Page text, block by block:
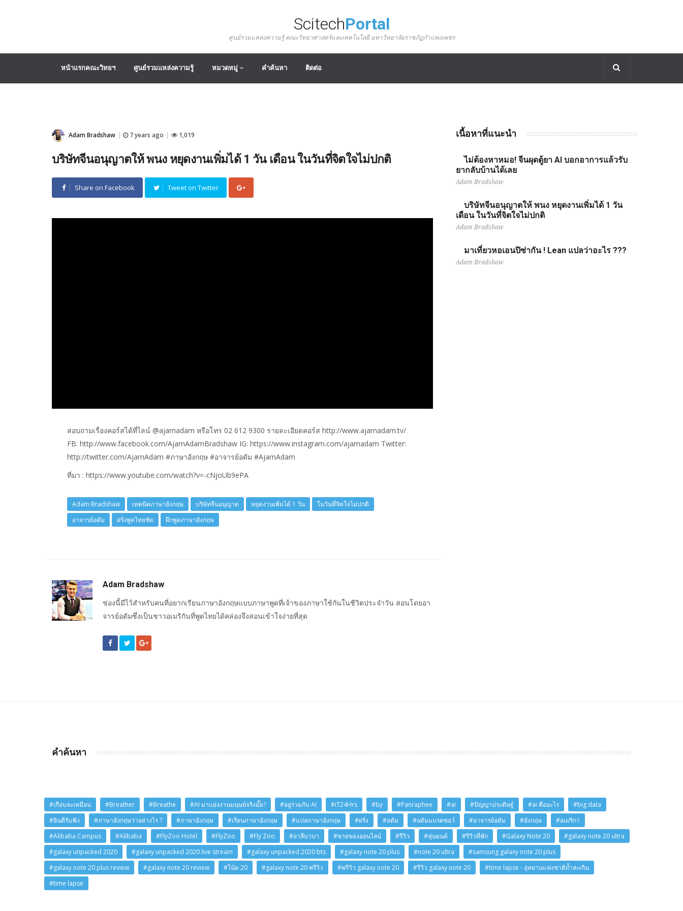
ScitechPortal
ศูนย์รวมแหล่งความรู้ คณะวิทยาศาสตร์และเทคโนโลยี มหาวิทยาลัยราชภัฏกำแพงเพชร
หน้าแรกคณะวิทยฯ ศูนย์รวมแหล่งความรู้ หมวดหมู่ คำค้นหา ติดต่อ
Adam Bradshaw 7 years ago 1,019
บริษัทจีนอนุญาตให้ พนง หยุดงานเพิ่มได้ 1 วัน เดือน ในวันที่จิตใจไม่ปกติ
Share on Facebook Tweet on Twitter
สอบถามเรื่องคอร์สได้ที่ไลน์ @ajarnadam หรือโทร 02 612 9300 รายละเอียดคอร์ส http://www.ajarnadam.tv/
FB: http://www.facebook.com/AjarnAdamBradshaw IG: https://www.instagram.com/ajarnadam Twitter:
http://twitter.com/AjarnAdam #ภาษาอังกฤษ #อาจารย์อดัม #AjarnAdam
ที่มา : https://www.youtube.com/watch?v=-cNjoUb9ePA
Adam Bradshaw เทคนิคภาษาอังกฤษ บริษัทจีนอนุญาต หยุดงานเพิ่มได้ 1 วัน
ในวันที่จิตใจไม่ปกติ
อาจารย์อดัม
ฝรั่งพูดไทยชัด ฝึกพูดภาษาอังกฤษ
Adam Bradshaw
ช่องนี้มีไว้สำหรับคนที่อยากเรียนภาษาอังกฤษแบบภาษาพูดที่เจ้าของภาษาใช้กันในชีวิตประจำวัน สอนโดยอา
จารย์อดัมซึ่งเป็นชาวอเมริกันที่พูดไทยได้คล่องจึงสอนเข้าใจง่ายที่สุด
เนื้อหาที่แนะนำ
ไม่ต้องหาหมอ! จีนผุดตู้ยา AI บอกอาการแล้วรับ
ยากลับบ้านได้เลย
Adam Bradshaw
บริษัทจีนอนุญาตให้ พนง หยุดงานเพิ่มได้ 1 วัน
เดือน ในวันที่จิตใจไม่ปกติ
Adam Bradshaw
มาเที่ยวหอเอนปิซ่ากัน ! Lean แปลว่าอะไร ???
Adam Bradshaw
คำค้นหา
#เกือบจะเหมือน #Breather #Breathe #AI มาแย่งงานมนุษย์จริงมั๊ย? #อยู่ร่วมกับ AI #iT24Hrs #by #Panraphee #ai #ปัญญาประดิษฐ์ #ai คืออะไร
#big data
#ยินดีรับฟัง
#ภาษาอังกฤษว่าอย่างไร ? #ภาษาอังกฤษ #เรียนภาษาอังกฤษ #แปลภาษาอังกฤษ #ฝรั่ง #อดัม #อดัมแบรดชอว์ #อาจารย์อดัม #อังกฤษ
#อเมริกา
#Alibaba Campus
#Alibaba #FlyZoo Hotel #FlyZoo #Fly Zoo #อาลีบาบา #ขายของออนไลน์ #รีวิว #หุ่นยนต์ #รีวิวที่พัก #Galaxy Note 20
#galaxy note 20 ultra
#galaxy unpacked 2020
#galaxy unpacked 2020 live stream #galaxy unpacked 2020 bts #galaxy note 20 plus #note 20 ultra
#samsung galaxy note 20 plus
#galaxy note 20 plus review
#galaxy note 20 review #โน้ต 20 #galaxy note 20 พรีวิว #พรีวิว galaxy note 20 #รีวิว galaxy note 20
#time lapse - อุทยานแห่งชาติถ้ำสะเกิน
#time lapse